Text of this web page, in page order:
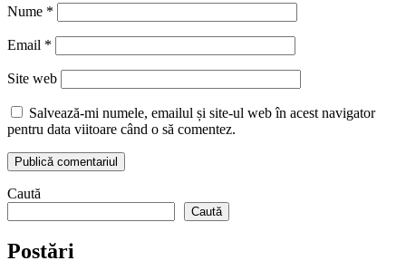
Nume *
Email *
Site web
Salvează-mi numele, emailul și site-ul web în acest navigator
pentru data viitoare când o să comentez.
Caută
Caută
Postări